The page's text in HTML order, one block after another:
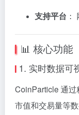
支持平台 ：
📊 核心功能
1. 实时数据可
CoinParticle 通过
市值和交易量等